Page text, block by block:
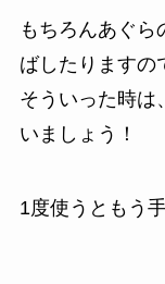
もちろんあぐら
ばしたりますの
そういった時は
いましょう！
1度使うともう